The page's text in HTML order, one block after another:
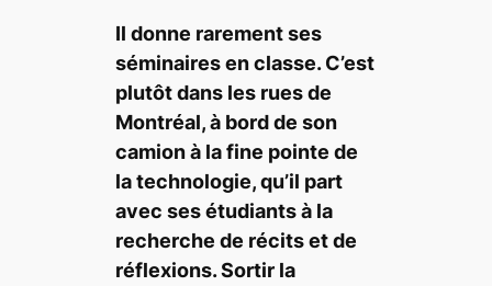
Il donne rarement ses
séminaires en classe. C’est
plutôt dans les rues de
Montréal, à bord de son
camion à la fine pointe de
la technologie, qu’il part
avec ses étudiants à la
recherche de récits et de
réflexions. Sortir la